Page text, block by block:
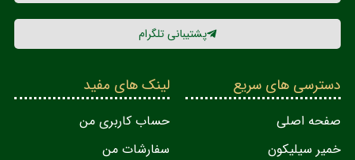
پشتیبانی تلگرام
دسترسی های سریع
صفحه اصلی
خمیر سیلیکون
لینک های مفید
حساب کاربری من
سفارشات من